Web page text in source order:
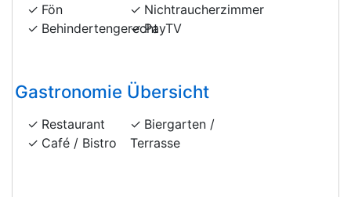
Fön
Behindertengerecht
Nichtraucherzimmer
PayTV
Gastronomie Übersicht
Restaurant
Café / Bistro
Biergarten /
Terrasse